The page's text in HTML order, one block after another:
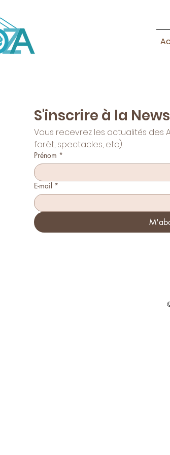
S'inscrire à la
Vous recevrez les actualités des
forêt, spectacles, etc).
Prénom *
E-mail *